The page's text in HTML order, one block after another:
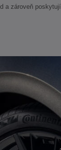
a zároveň